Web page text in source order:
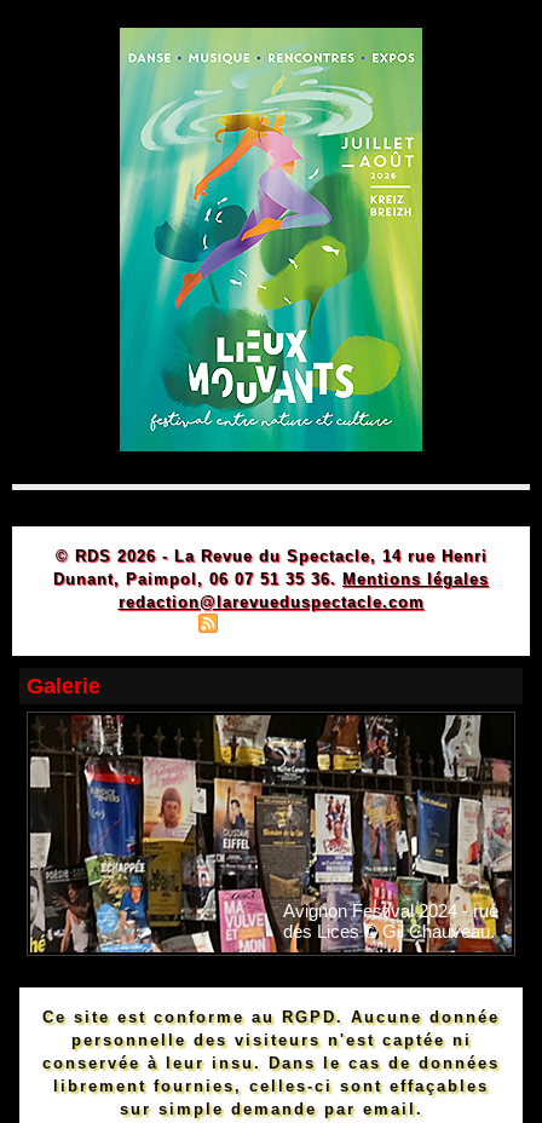
© RDS 2026 - La Revue du Spectacle, 14 rue Henri
Dunant, Paimpol, 06 07 51 35 36. Mentions légales
redaction@larevueduspectacle.com
Galerie
Avignon Festival 2024 - rue
des Lices © Gil Chauveau.
Ce site est conforme au RGPD. Aucune donnée
personnelle des visiteurs n'est captée ni
conservée à leur insu. Dans le cas de données
librement fournies, celles-ci sont effaçables
sur simple demande par email.